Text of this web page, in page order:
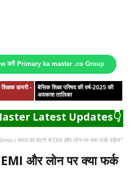
करें Primary ka master .co Group
डायरी -
बेसिक शिक्षा परिषद की वर्ष-2025 की
अवकाश तालिका
Latest Updates👇
ब्याज दर घटने से EMI और लोन पर क्या फर्क पड़ेगा?
और लोन पर क्या फर्क